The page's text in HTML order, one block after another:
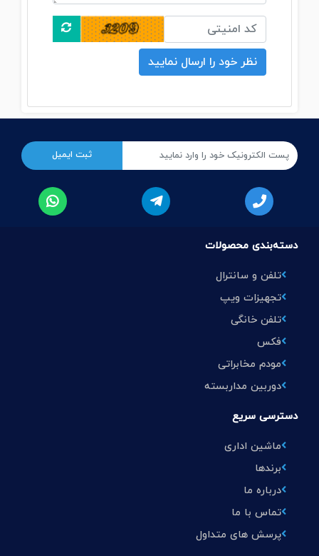
دسته‌بندی محصولات
تلفن و سانترال
تجهیزات ویپ
تلفن خانگی
فکس
مودم مخابراتی
دوربین مداربسته
دسترسی سریع
ماشین اداری
برندها
درباره ما
تماس با ما
پرسش های متداول